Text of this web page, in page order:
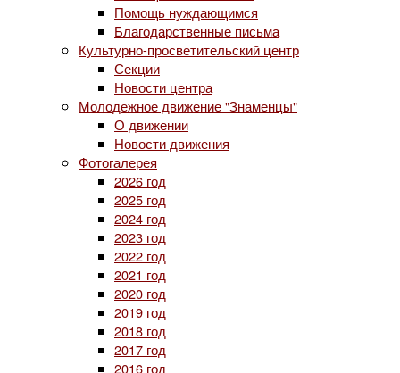
Помощь нуждающимся
Благодарственные письма
Культурно-просветительский центр
Секции
Новости центра
Молодежное движение "Знаменцы"
О движении
Новости движения
Фотогалерея
2026 год
2025 год
2024 год
2023 год
2022 год
2021 год
2020 год
2019 год
2018 год
2017 год
2016 год